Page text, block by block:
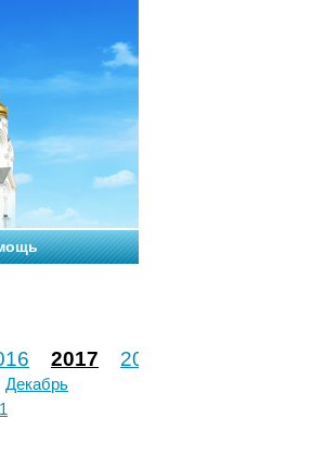
2017 2018
Декабрь